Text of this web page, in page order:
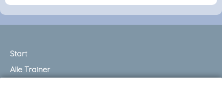
Start
Alle Trainer